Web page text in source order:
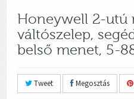
Honeywell 2-utú
váltószelep,
belső menet, 5-
Tweet Megosztás